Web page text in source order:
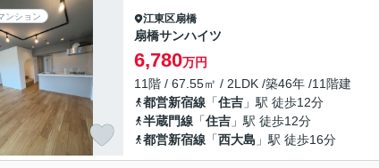
ンション 江東区扇橋
扇橋サンハイツ
6,780万円
11階 / 67.55㎡ / 2LDK /築46年 /11階建
都営新宿線 「住吉 」駅 徒歩12分
半蔵門線 「住吉 」駅 徒歩12分
都営新宿線 「西大島 」駅 徒歩16分